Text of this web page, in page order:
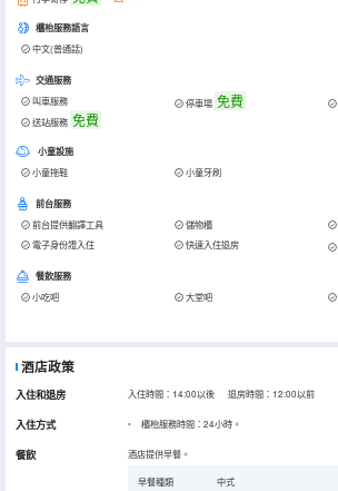
櫃枱服務語言
中文(普通話)
交通服務
叫車服務 停車場 免費
送站服務 免費
小童設施
小童拖鞋 小童牙刷
前台服務
前台提供翻譯工具 儲物櫃
電子身份證入住
快速入住退房
餐飲服務
小吃吧 大堂吧
酒店政策
入住和退房 入住時間：14:00以後 退房時間：12:00以前
入住方式 櫃枱服務時間：24小時。
餐飲 酒店提供早餐。
早餐種類
中式